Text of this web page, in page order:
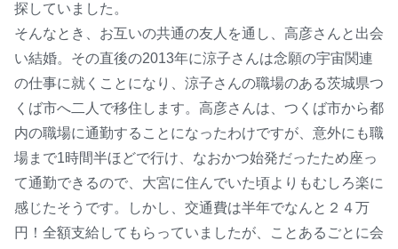
探していました。
そんなとき、お互いの共通の友人を通し、高彦さんと出会
い結婚。その直後の2013年に涼子さんは念願の宇宙関連
の仕事に就くことになり、涼子さんの職場のある茨城県つ
くば市へ二人で移住します。高彦さんは、つくば市から都
内の職場に通勤することになったわけですが、意外にも職
場まで1時間半ほどで行け、なおかつ始発だったため座っ
て通勤できるので、大宮に住んでいた頃よりもむしろ楽に
感じたそうです。しかし、交通費は半年でなんと２４万
円！全額支給してもらっていましたが、ことあるごとに会